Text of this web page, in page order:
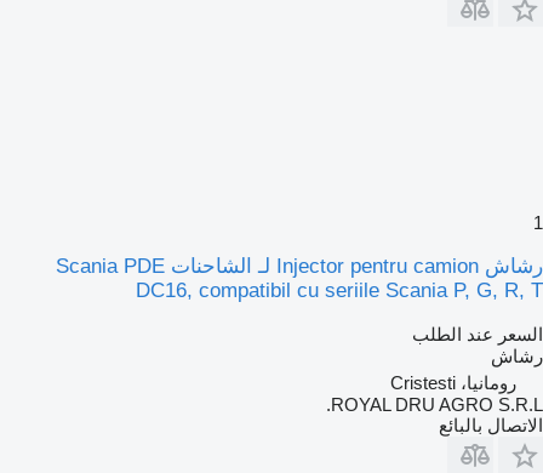
1
رشاش Injector pentru camion لـ الشاحنات Scania PDE
DC16, compatibil cu seriile Scania P, G, R, T
السعر عند الطلب
رشاش
رومانيا، Cristesti
ROYAL DRU AGRO S.R.L.
الاتصال بالبائع